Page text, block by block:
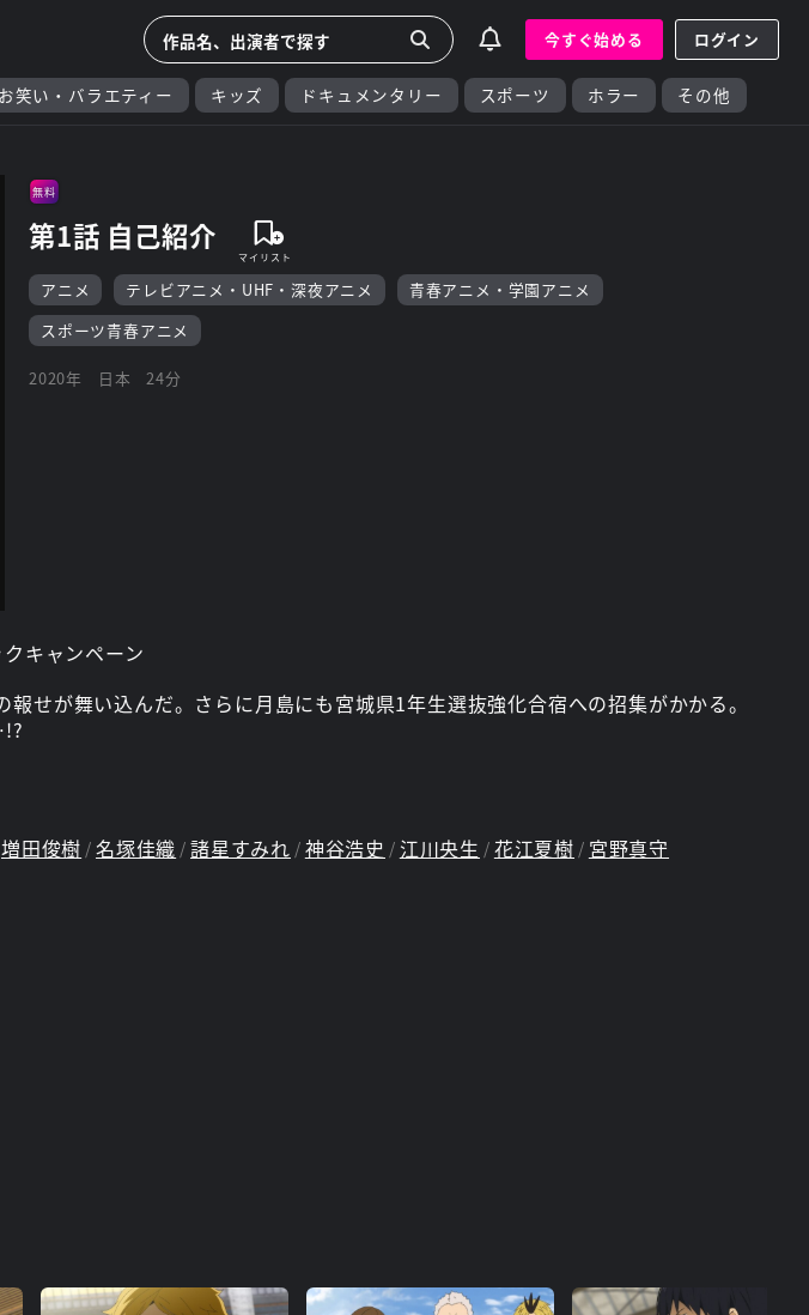
今すぐ始める ログイン
お笑い・バラエティー キッズ ドキュメンタリー スポーツ ホラー その他
無料
第1話 自己紹介
アニメ テレビアニメ・UHF・深夜アニメ
青春アニメ・学園アニメ
スポーツ青春アニメ
2020年 日本 24分
せが舞い込んだ。さらに月島にも宮城県1年生選抜強化合宿への招集がかかる。
増田俊樹 名塚佳織 諸星すみれ 神谷浩史 江川央生 花江夏樹 宮野真守